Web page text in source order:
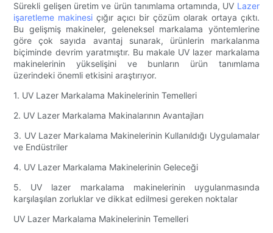
Sürekli gelişen üretim ve ürün tanımlama ortamında, UV Lazer
işaretleme makinesiçığır açıcı bir çözüm olarak ortaya çıktı.
Bu gelişmiş makineler, geleneksel markalama yöntemlerine
göre çok sayıda avantaj sunarak, ürünlerin markalanma
biçiminde devrim yaratmıştır. Bu makale UV lazer markalama
makinelerinin yükselişini ve bunların ürün tanımlama
üzerindeki önemli etkisini araştırıyor.
1. UV Lazer Markalama Makinelerinin Temelleri
2. UV Lazer Markalama Makinalarının Avantajları
3. UV Lazer Markalama Makinelerinin Kullanıldığı Uygulamalar
ve Endüstriler
4. UV Lazer Markalama Makinelerinin Geleceği
5. UV lazer markalama makinelerinin uygulanmasında
karşılaşılan zorluklar ve dikkat edilmesi gereken noktalar
UV Lazer Markalama Makinelerinin Temelleri